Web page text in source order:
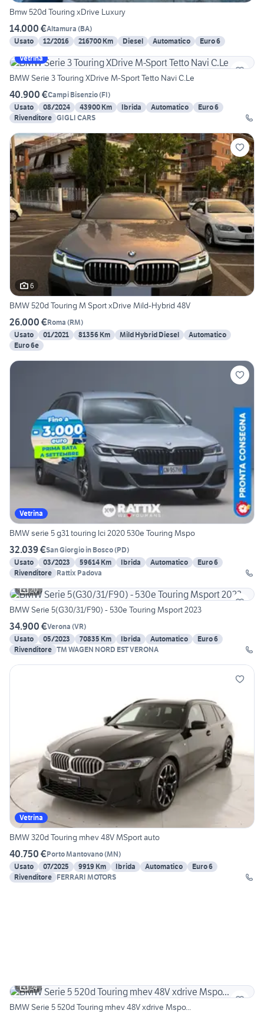
Bmw 520d Touring xDrive Luxury
14.000 €Altamura (BA)
Usato
12/2016 216700 Km Diesel Automatico
Euro 6
Vetrina
BMW Serie 3 Touring XDrive M-Sport Tetto Navi C.Le
40.900 €Campi Bisenzio(FI)
Usato
08/2024 43900 Km Ibrida Automatico
Euro 6
Rivenditore GIGLI CARS
6
BMW 520d Touring M Sport xDrive Mild-Hybrid 48V
26.000 €Roma (RM)
Usato
01/2021 81356 Km Mild Hybrid Diesel
Automatico
Euro 6e
Vetrina
BMW serie 5 g31 touring lci 2020 530e Touring Mspo
32.039 €San Giorgio in Bosco(PD)
Usato
03/2023 59614 Km Ibrida Automatico
Euro 6
Rivenditore Rattix Padova
20
BMW Serie 5(G30/31/F90) - 530e Touring Msport 2023
34.900 €Verona (VR)
Usato
05/2023 70835 Km Ibrida Automatico
Euro 6
Rivenditore TM WAGEN NORD EST VERONA
Vetrina
BMW 320d Touring mhev 48V MSport auto
40.750 €Porto Mantovano(MN)
Usato
07/2025 9919 Km Ibrida Automatico
Euro 6
Rivenditore FERRARI MOTORS
24
BMW Serie 5 520d Touring mhev 48V xdrive Mspo...